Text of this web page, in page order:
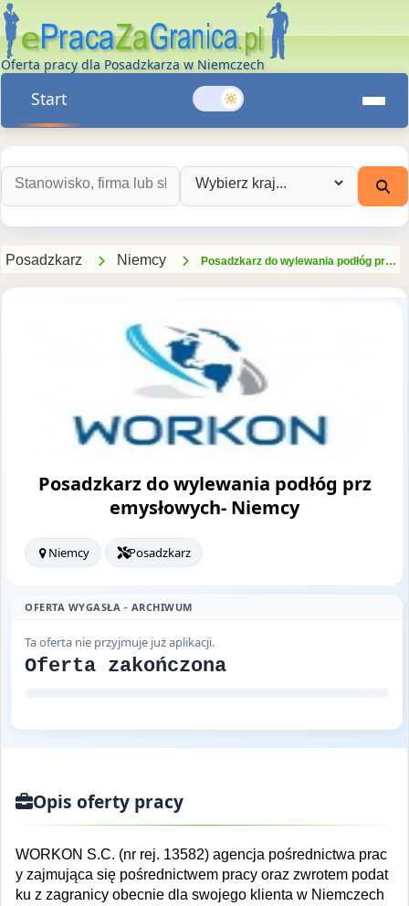
Oferta pracy dla Posadzkarza w Niemczech
Start
Szukaj ofert pracy: Wybierz kraj:
Posadzkarz Niemcy Posadzkarz do wylewania podłóg przemysłowych- Niemcy
Posadzkarz do wylewania podłóg prz
emysłowych- Niemcy
Niemcy Posadzkarz
OFERTA WYGASŁA - ARCHIWUM
Ta oferta nie przyjmuje już aplikacji.
Oferta zakończona
Opis oferty pracy
WORKON S.C. (nr rej. 13582) agencja pośrednictwa prac
y zajmująca się pośrednictwem pracy oraz zwrotem podat
ku z zagranicy obecnie dla swojego klienta w Niemczech